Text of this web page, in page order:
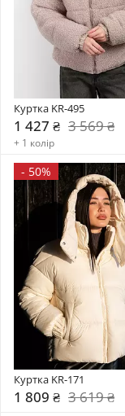
Куртка KR-495
1 427 ₴ 3 569 ₴
+ 1 колір
- 50%
Куртка KR-171
1 809 ₴ 3 619 ₴